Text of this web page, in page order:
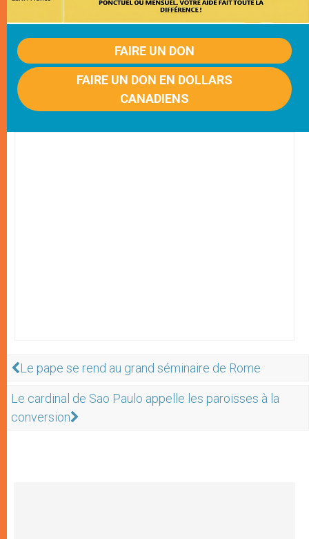
FAIRE UN DON
FAIRE UN DON EN DOLLARS
CANADIENS
Le pape se rend au grand séminaire de Rome
Le cardinal de Sao Paulo appelle les paroisses à la
conversion